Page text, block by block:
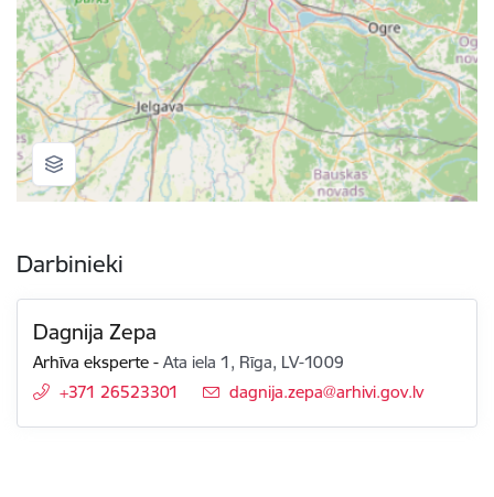
Darbinieki
Dagnija Zepa
Arhīva eksperte -Ata iela 1, Rīga, LV-1009
+371 26523301
E-pasts:
dagnija.zepa@arhivi.gov.lv